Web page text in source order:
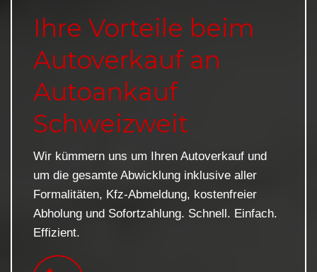
Ihre Vorteile beim
Autoverkauf an
Autoankauf
Schweizweit
Wir kümmern uns um Ihren Autoverkauf und
um die gesamte Abwicklung inklusive aller
Formalitäten, Kfz-Abmeldung, kostenfreier
Abholung und Sofortzahlung. Schnell. Einfach.
Effizient.